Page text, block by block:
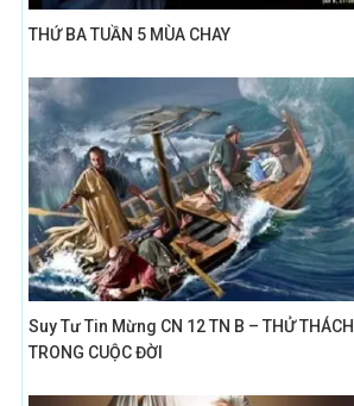
THỨ BA TUẦN 5 MÙA CHAY
Suy Tư Tin Mừng CN 12 TN B – THỬ THÁCH
TRONG CUỘC ĐỜI